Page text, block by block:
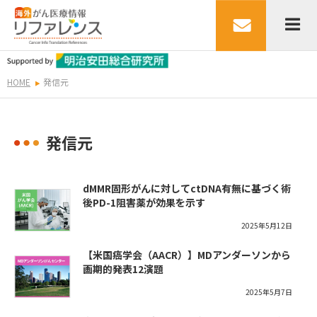
HOME 発信元
発信元
dMMR固形がんに対してctDNA有無に基づく術
後PD-1阻害薬が効果を示す
2025年5月12日
【米国癌学会（AACR）】MDアンダーソンから
画期的発表12演題
2025年5月7日